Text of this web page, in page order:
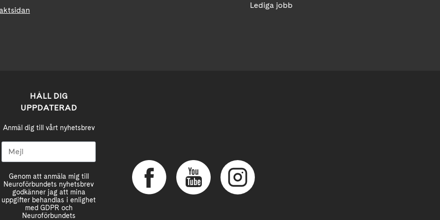
Lediga jobb
HÅLL DIG
UPPDATERAD
Anmäl dig till vårt nyhetsbrev
Genom att anmäla mig till
Neuroförbundets nyhetsbrev
godkänner jag att mina
uppgifter behandlas i enlighet
med GDPR och
Neuroförbundets